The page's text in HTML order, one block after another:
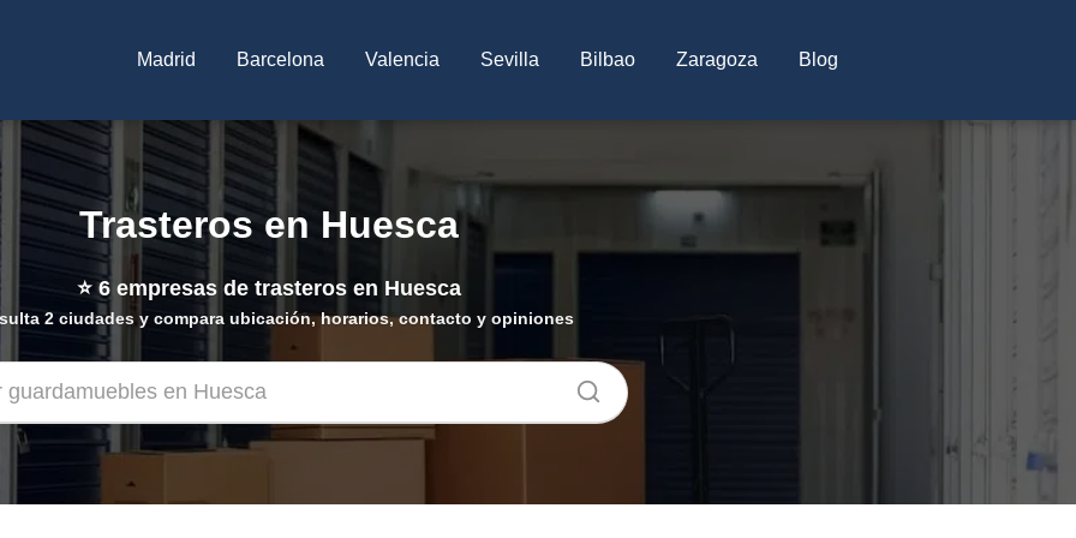
Madrid Barcelona Valencia Sevilla Bilbao Zaragoza Blog
Trasteros en Huesca
⭐6 empresas de trasteros en Huesca
2 ciudades y compara ubicación, horarios, contacto y opiniones